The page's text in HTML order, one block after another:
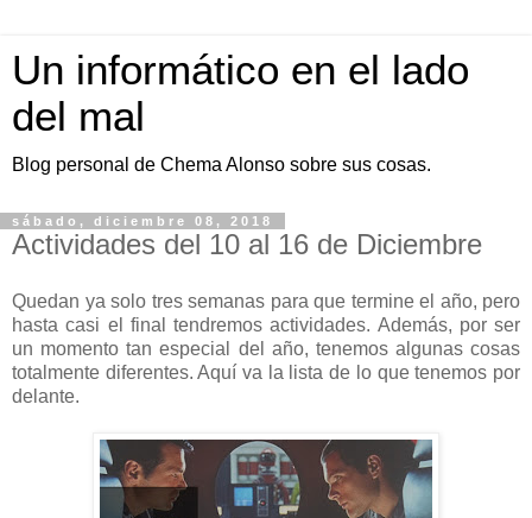
Un informático en el lado
del mal
Blog personal de Chema Alonso sobre sus cosas.
sábado, diciembre 08, 2018
Actividades del 10 al 16 de Diciembre
Quedan ya solo tres semanas para que termine el año, pero
hasta casi el final tendremos actividades. Además, por ser
un momento tan especial del año, tenemos algunas cosas
totalmente diferentes. Aquí va la lista de lo que tenemos por
delante.